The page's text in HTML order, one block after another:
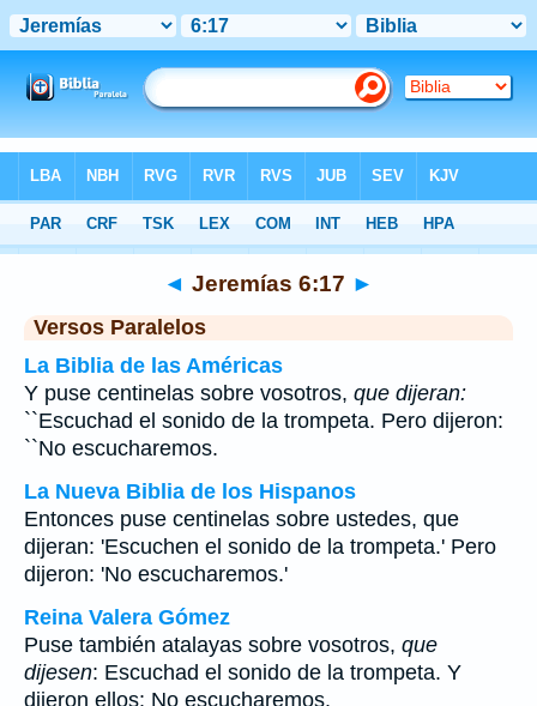
>Jeremías Capítulo 6 > Verso 17
◄ Jeremías 6:17 ►
Versos Paralelos
La Biblia de las Américas
Y puse centinelas sobre vosotros, que dijeran:
``Escuchad el sonido de la trompeta. Pero dijeron:
``No escucharemos.
La Nueva Biblia de los Hispanos
Entonces puse centinelas sobre ustedes, que
dijeran: 'Escuchen el sonido de la trompeta.' Pero
dijeron: 'No escucharemos.'
Reina Valera Gómez
Puse también atalayas sobre vosotros, que
dijesen: Escuchad el sonido de la trompeta. Y
dijeron ellos: No escucharemos.